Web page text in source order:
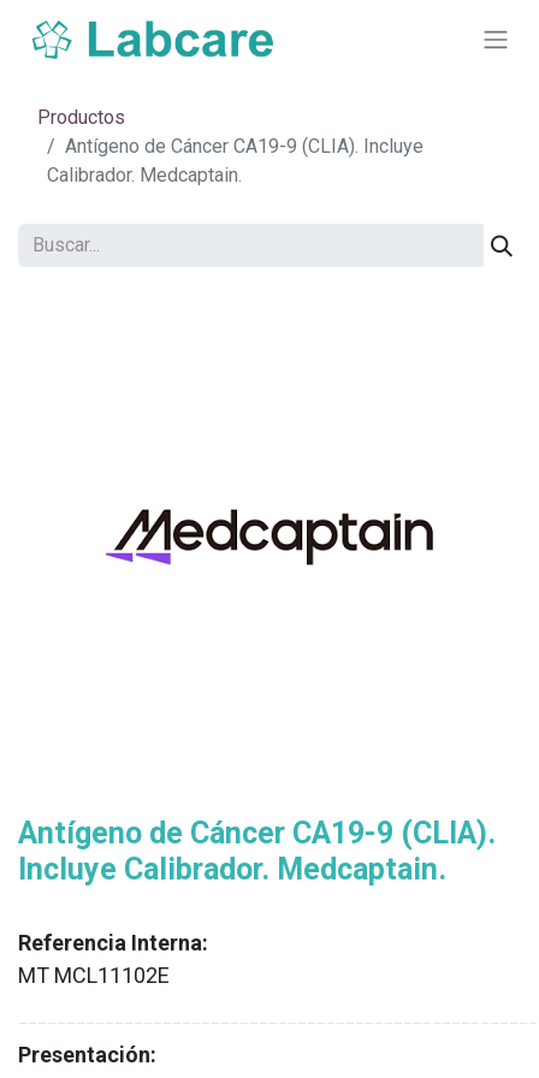
Productos
Antígeno de Cáncer CA19-9 (CLIA). Incluye
Calibrador. Medcaptain.
Antígeno de Cáncer CA19-9 (CLIA).
Incluye Calibrador. Medcaptain.
Referencia Interna:
MT MCL11102E
Presentación: